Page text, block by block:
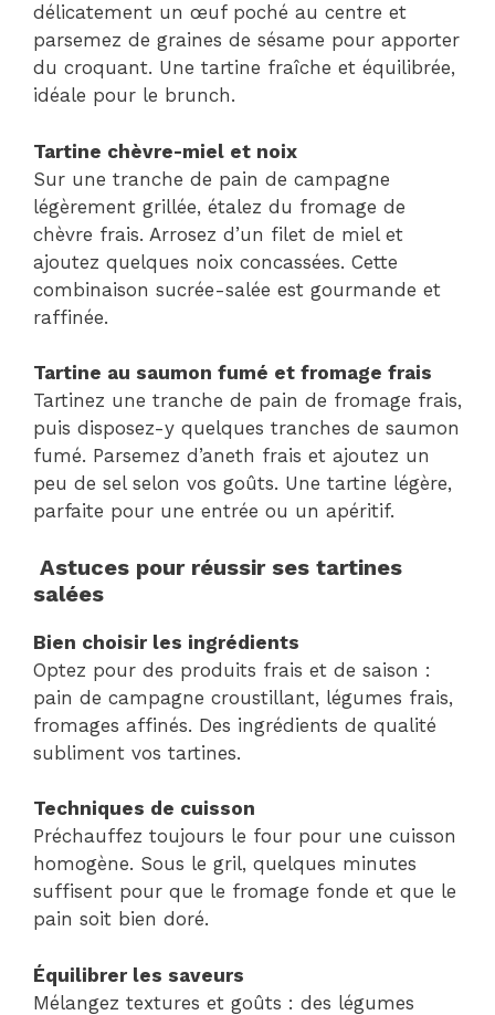
délicatement un œuf poché au centre et
parsemez de graines de sésame pour apporter
du croquant. Une tartine fraîche et équilibrée,
idéale pour le brunch.
Tartine chèvre-miel et noix
Sur une tranche de pain de campagne
légèrement grillée, étalez du fromage de
chèvre frais. Arrosez d’un filet de miel et
ajoutez quelques noix concassées. Cette
combinaison sucrée-salée est gourmande et
raffinée.
Tartine au saumon fumé et fromage frais
Tartinez une tranche de pain de fromage frais,
puis disposez-y quelques tranches de saumon
fumé. Parsemez d’aneth frais et ajoutez un
peu de sel selon vos goûts. Une tartine légère,
parfaite pour une entrée ou un apéritif.
Astuces pour réussir ses tartines
salées
Bien choisir les ingrédients
Optez pour des produits frais et de saison :
pain de campagne croustillant, légumes frais,
fromages affinés. Des ingrédients de qualité
subliment vos tartines.
Techniques de cuisson
Préchauffez toujours le four pour une cuisson
homogène. Sous le gril, quelques minutes
suffisent pour que le fromage fonde et que le
pain soit bien doré.
Équilibrer les saveurs
Mélangez textures et goûts : des légumes